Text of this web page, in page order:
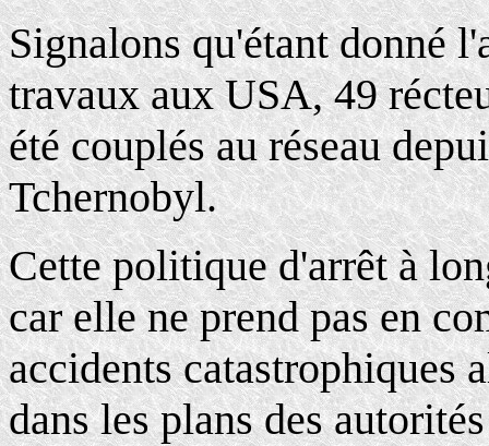
Signalons qu'étant donné
travaux aux USA, 49
été couplés au réseau
Tchernobyl.
Cette politique d'arrêt à
car elle ne prend pas en
accidents catastrophiques
dans les plans des